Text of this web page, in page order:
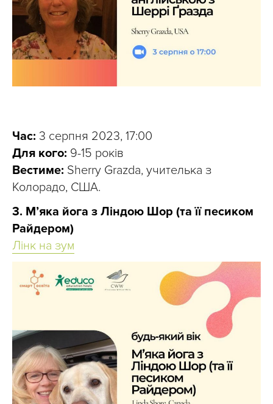
Час: 3 серпня 2023, 17:00
Для кого: 9-15 років
Вестиме: Sherry Grazda, учителька з
Колорадо, США.
3. М’яка йога з Ліндою Шор (та її песиком
Райдером)
Лінк на зум